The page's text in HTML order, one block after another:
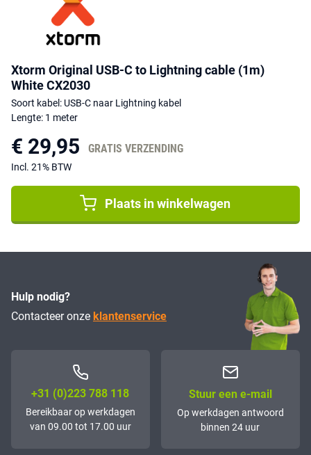
Xtorm Original USB-C to Lightning cable (1m)
White CX2030
Soort kabel: USB-C naar Lightning kabel
Lengte: 1 meter
€ 29,95 GRATIS VERZENDING
Incl. 21% BTW
Plaats in winkelwagen
Hulp nodig?
Contacteer onze klantenservice
+31 (0)223 788 118
Bereikbaar op werkdagen
van 09.00 tot 17.00 uur
Stuur een e-mail
Op werkdagen antwoord
binnen 24 uur